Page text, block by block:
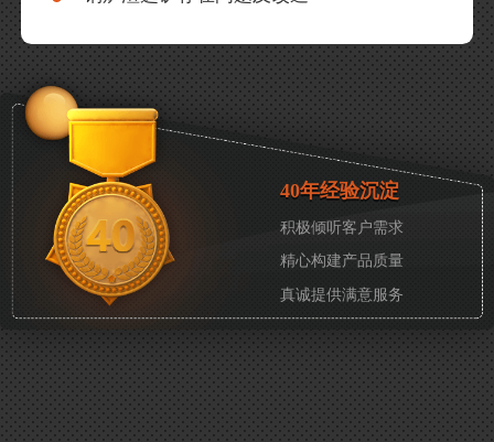
40年经验沉淀
积极倾听客户需求
精心构建产品质量
真诚提供满意服务